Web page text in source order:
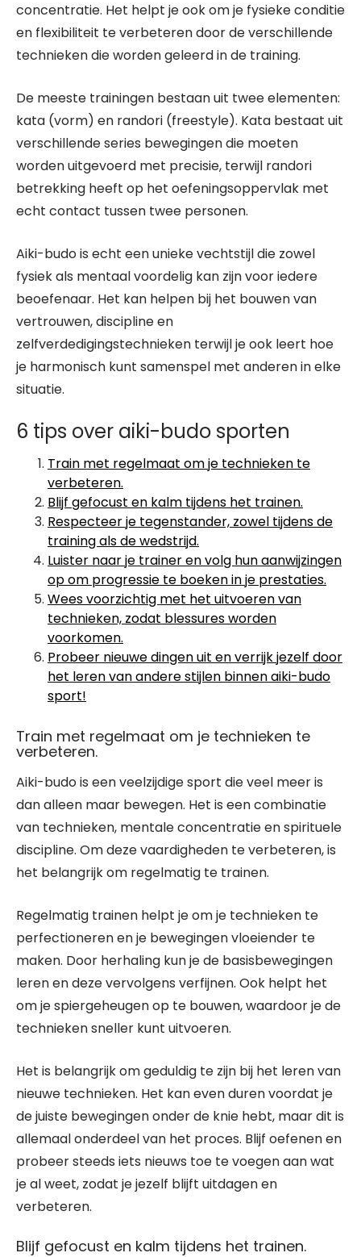
concentratie. Het helpt je ook om je fysieke conditie
en flexibiliteit te verbeteren door de verschillende
technieken die worden geleerd in de training.
De meeste trainingen bestaan ​​uit twee elementen:
kata (vorm) en randori (freestyle). Kata bestaat uit
verschillende series bewegingen die moeten
worden uitgevoerd met precisie, terwijl randori
betrekking heeft op het oefeningsoppervlak met
echt contact tussen twee personen.
Aiki-budo is echt een unieke vechtstijl die zowel
fysiek als mentaal voordelig kan zijn voor iedere
beoefenaar. Het kan helpen bij het bouwen van
vertrouwen, discipline en
zelfverdedigingstechnieken terwijl je ook leert hoe
je harmonisch kunt samenspel met anderen in elke
situatie.
6 tips over aiki-budo sporten
Train met regelmaat om je technieken te
verbeteren.
Blijf gefocust en kalm tijdens het trainen.
Respecteer je tegenstander, zowel tijdens de
training als de wedstrijd.
Luister naar je trainer en volg hun aanwijzingen
op om progressie te boeken in je prestaties.
Wees voorzichtig met het uitvoeren van
technieken, zodat blessures worden
voorkomen.
Probeer nieuwe dingen uit en verrijk jezelf door
het leren van andere stijlen binnen aiki-budo
sport!
Train met regelmaat om je technieken te
verbeteren.
Aiki-budo is een veelzijdige sport die veel meer is
dan alleen maar bewegen. Het is een combinatie
van technieken, mentale concentratie en spirituele
discipline. Om deze vaardigheden te verbeteren, is
het belangrijk om regelmatig te trainen.
Regelmatig trainen helpt je om je technieken te
perfectioneren en je bewegingen vloeiender te
maken. Door herhaling kun je de basisbewegingen
leren en deze vervolgens verfijnen. Ook helpt het
om je spiergeheugen op te bouwen, waardoor je de
technieken sneller kunt uitvoeren.
Het is belangrijk om geduldig te zijn bij het leren van
nieuwe technieken. Het kan even duren voordat je
de juiste bewegingen onder de knie hebt, maar dit is
allemaal onderdeel van het proces. Blijf oefenen en
probeer steeds iets nieuws toe te voegen aan wat
je al weet, zodat je jezelf blijft uitdagen en
verbeteren.
Blijf gefocust en kalm tijdens het trainen.